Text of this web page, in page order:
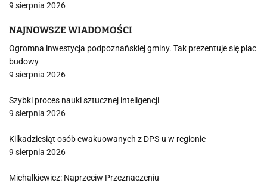
9 sierpnia 2026
NAJNOWSZE WIADOMOŚCI
Ogromna inwestycja podpoznańskiej gminy. Tak prezentuje się plac
budowy
9 sierpnia 2026
Szybki proces nauki sztucznej inteligencji
9 sierpnia 2026
Kilkadziesiąt osób ewakuowanych z DPS-u w regionie
9 sierpnia 2026
Michalkiewicz: Naprzeciw Przeznaczeniu